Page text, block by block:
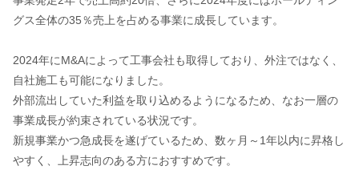
グス全体の35％売上を占める事業に成長しています。
2024年にM&Aによって工事会社も取得しており、外注ではなく、
自社施工も可能になりました。
外部流出していた利益を取り込めるようになるため、なお一層の
事業成長が約束されている状況です。
新規事業かつ急成長を遂げているため、数ヶ月～1年以内に昇格し
やすく、上昇志向のある方におすすめです。